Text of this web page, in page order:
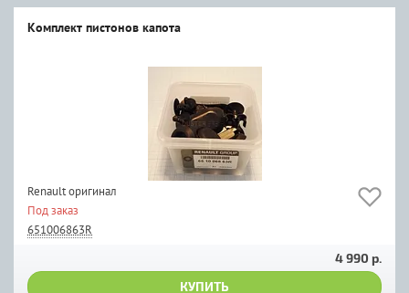
Комплект пистонов капота
Renault оригинал
Под заказ
651006863R
4 990 р.
КУПИТЬ